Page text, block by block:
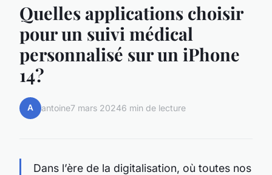
Quelles applications choisir
pour un suivi médical
personnalisé sur un iPhone
14?
A antoine7 mars 20246 min de lecture
Dans l’ère de la digitalisation, où toutes nos